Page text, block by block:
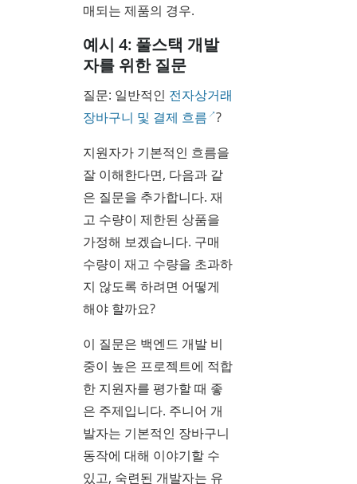
매되는 제품의 경우.
예시 4: 풀스택 개발
자를 위한 질문
질문: 일반적인 전자상거래
장바구니 및 결제 흐름 ?
지원자가 기본적인 흐름을
잘 이해한다면, 다음과 같
은 질문을 추가합니다. 재
고 수량이 제한된 상품을
가정해 보겠습니다. 구매
수량이 재고 수량을 초과하
지 않도록 하려면 어떻게
해야 할까요?
이 질문은 백엔드 개발 비
중이 높은 프로젝트에 적합
한 지원자를 평가할 때 좋
은 주제입니다. 주니어 개
발자는 기본적인 장바구니
동작에 대해 이야기할 수
있고, 숙련된 개발자는 유